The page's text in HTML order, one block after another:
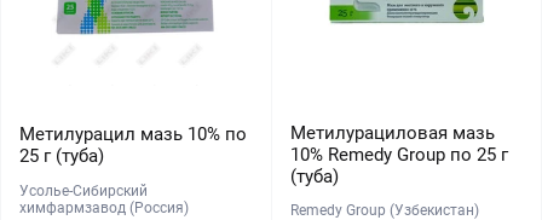
Метилурацил мазь 10% по
25 г (туба)
Усолье-Сибирский
химфармзавод (Россия)
Метилурациловая мазь
10% Remedy Group по 25 г
(туба)
Remedy Group (Узбекистан)